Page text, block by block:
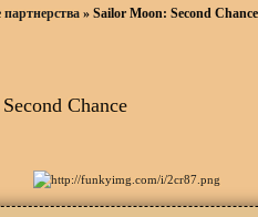
»Sailor Moon: Second Chance
Chance